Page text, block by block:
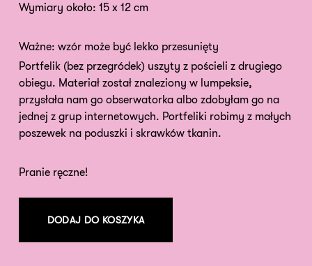
Wymiary około: 15 x 12 cm
Ważne: wzór może być lekko przesunięty
Portfelik (bez przegródek) uszyty z pościeli z drugiego
obiegu. Materiał został znaleziony w lumpeksie,
przysłała nam go obserwatorka albo zdobyłam go na
jednej z grup internetowych. Portfeliki robimy z małych
poszewek na poduszki i skrawków tkanin.
Pranie ręczne!
DODAJ DO KOSZYKA